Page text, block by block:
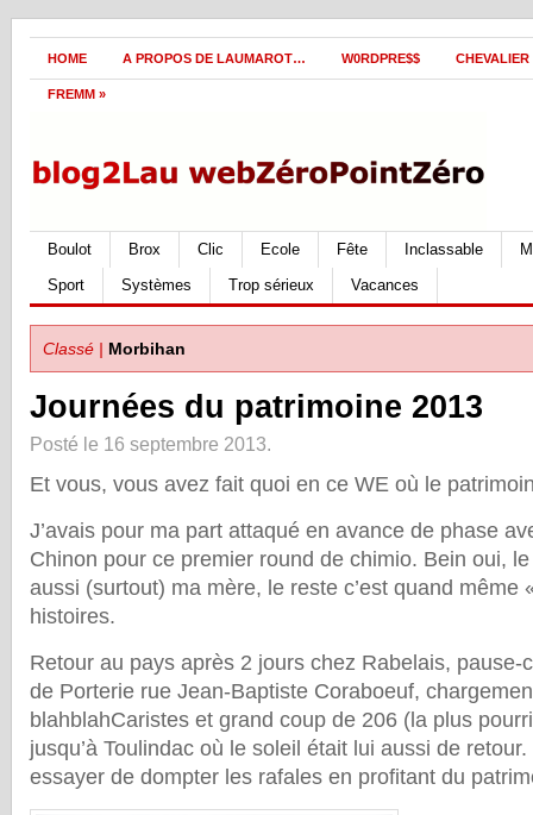
HOME A PROPOS DE LAUMAROT… W0RDPRE$$ CHEVALIER
FREMM »
Boulot Brox Clic Ecole Fête Inclassable
Sport
Systèmes Trop sérieux Vacances
Classé | Morbihan
Journées du patrimoine 2013
Posté le 16 septembre 2013.
Et vous, vous avez fait quoi en ce WE où le
J’avais pour ma part attaqué en avance de phase
Chinon pour ce premier round de chimio. Bein oui, le
aussi (surtout) ma mère, le reste c’est quand même
histoires.
Retour au pays après 2 jours chez Rabelais, pause-
de Porterie rue Jean-Baptiste Coraboeuf,
blahblahCaristes et grand coup de 206 (la plus
jusqu’à Toulindac où le soleil était lui aussi de
essayer de dompter les rafales en profitant du